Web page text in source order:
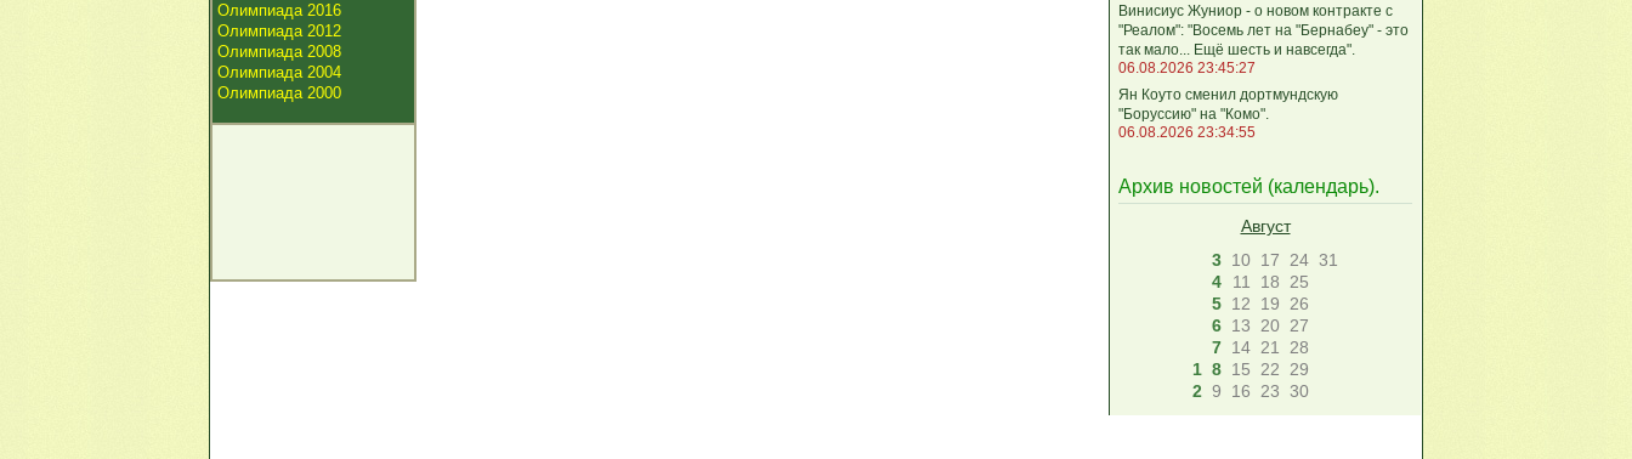
Олимпиада 2016
Олимпиада 2012
Олимпиада 2008
Олимпиада 2004
Олимпиада 2000
Винисиус Жуниор - о новом контракте с
"Реалом": "Восемь лет на "Бернабеу" - это
так мало... Ещё шесть и навсегда".
06.08.2026 23:45:27
Ян Коуто сменил дортмундскую
"Боруссию" на "Комо".
06.08.2026 23:34:55
Архив новостей (календарь).
Август
3 10 17 24 31
4
11 18
25
5 12 19
26
6 13 20 27
7 14 21
28
1 8 15 22
29
2 9 16 23 30